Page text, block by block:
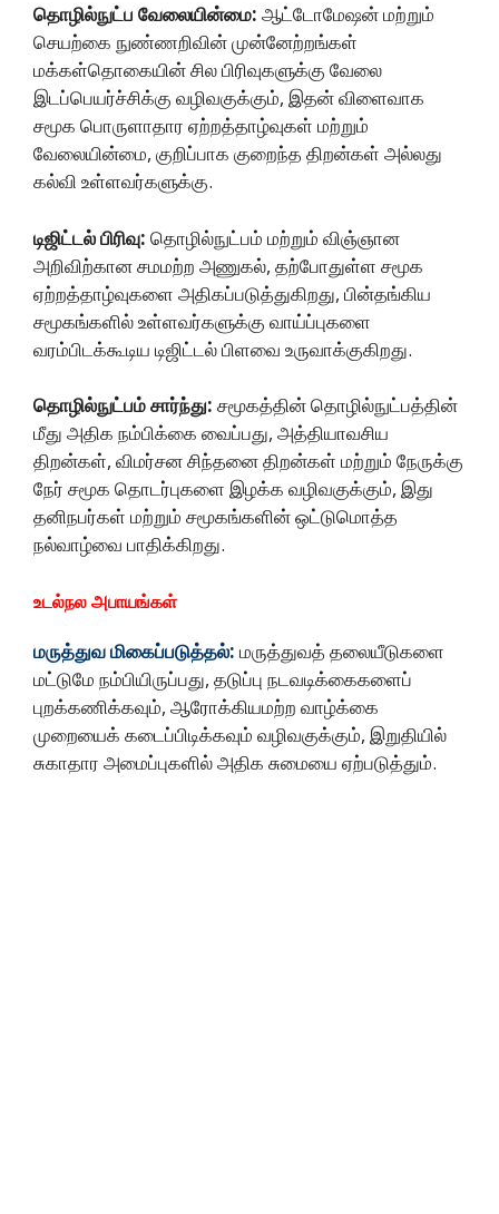
தொழில்நுட்ப வேலையின்மை: ஆட்டோமேஷன் மற்றும்
செயற்கை நுண்ணறிவின் முன்னேற்றங்கள்
மக்கள்தொகையின் சில பிரிவுகளுக்கு வேலை
இடப்பெயர்ச்சிக்கு வழிவகுக்கும், இதன் விளைவாக
சமூக பொருளாதார ஏற்றத்தாழ்வுகள் மற்றும்
வேலையின்மை, குறிப்பாக குறைந்த திறன்கள் அல்லது
கல்வி உள்ளவர்களுக்கு.
டிஜிட்டல் பிரிவு: தொழில்நுட்பம் மற்றும் விஞ்ஞான
அறிவிற்கான சமமற்ற அணுகல், தற்போதுள்ள சமூக
ஏற்றத்தாழ்வுகளை அதிகப்படுத்துகிறது, பின்தங்கிய
சமூகங்களில் உள்ளவர்களுக்கு வாய்ப்புகளை
வரம்பிடக்கூடிய டிஜிட்டல் பிளவை உருவாக்குகிறது.
தொழில்நுட்பம் சார்ந்து: சமூகத்தின் தொழில்நுட்பத்தின்
மீது அதிக நம்பிக்கை வைப்பது, அத்தியாவசிய
திறன்கள், விமர்சன சிந்தனை திறன்கள் மற்றும் நேருக்கு
நேர் சமூக தொடர்புகளை இழக்க வழிவகுக்கும், இது
தனிநபர்கள் மற்றும் சமூகங்களின் ஒட்டுமொத்த
நல்வாழ்வை பாதிக்கிறது.
உடல்நல அபாயங்கள்
மருத்துவ மிகைப்படுத்தல்: மருத்துவத் தலையீடுகளை
மட்டுமே நம்பியிருப்பது, தடுப்பு நடவடிக்கைகளைப்
புறக்கணிக்கவும், ஆரோக்கியமற்ற வாழ்க்கை
முறையைக் கடைப்பிடிக்கவும் வழிவகுக்கும், இறுதியில்
சுகாதார அமைப்புகளில் அதிக சுமையை ஏற்படுத்தும்.